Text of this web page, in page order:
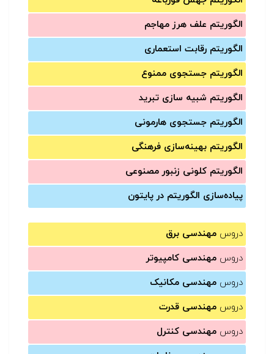
الگوریتم علف هرز مهاجم
الگوریتم رقابت استعماری
الگوریتم جستجوی ممنوع
الگوریتم شبیه سازی تبرید
الگوریتم جستجوی هارمونی
الگوریتم بهینه‌سازی فرهنگی
الگوریتم کلونی زنبور مصنوعی
پیاده‌سازی الگوریتم در پایتون
دروس مهندسی برق
دروس مهندسی کامپیوتر
دروس مهندسی مکانیک
دروس مهندسی قدرت
دروس مهندسی کنترل